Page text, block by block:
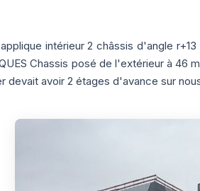
intérieur 2 châssis d'angle
Chassis posé de l'extérieur à 46
devait avoir 2 étages d'avance sur